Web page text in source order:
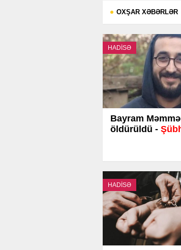
OXŞAR XƏBƏRLƏR
HADİSƏ
Bayram
öldürüldü -
HADİSƏ